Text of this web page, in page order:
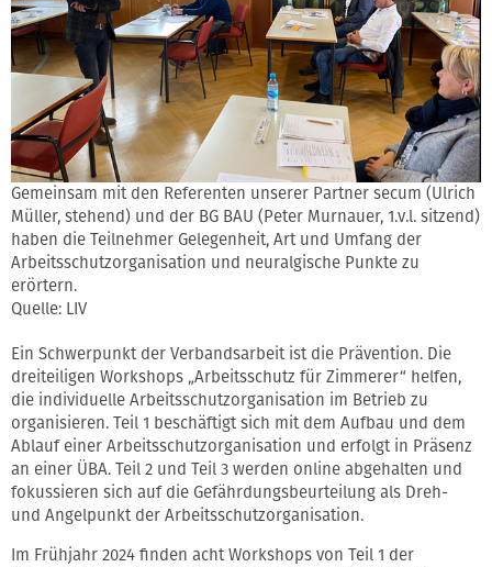
Gemeinsam mit den Referenten unserer Partner secum (Ulrich
Müller, stehend) und der BG BAU (Peter Murnauer, 1.v.l. sitzend)
haben die Teilnehmer Gelegenheit, Art und Umfang der
Arbeitsschutzorganisation und neuralgische Punkte zu
erörtern.
Quelle: LIV
Ein Schwerpunkt der Verbandsarbeit ist die Prävention. Die
dreiteiligen Workshops „Arbeitsschutz für Zimmerer“ helfen,
die individuelle Arbeitsschutzorganisation im Betrieb zu
organisieren. Teil 1 beschäftigt sich mit dem Aufbau und dem
Ablauf einer Arbeitsschutzorganisation und erfolgt in Präsenz
an einer ÜBA. Teil 2 und Teil 3 werden online abgehalten und
fokussieren sich auf die Gefährdungsbeurteilung als Dreh-
und Angelpunkt der Arbeitsschutzorganisation.
Im Frühjahr 2024 finden acht Workshops von Teil 1 der